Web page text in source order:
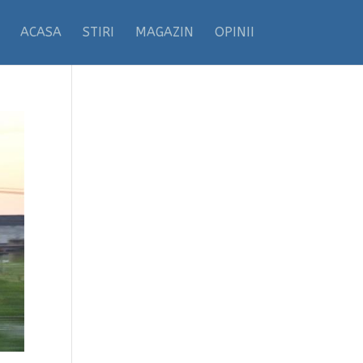
ACASA STIRI MAGAZIN OPINII